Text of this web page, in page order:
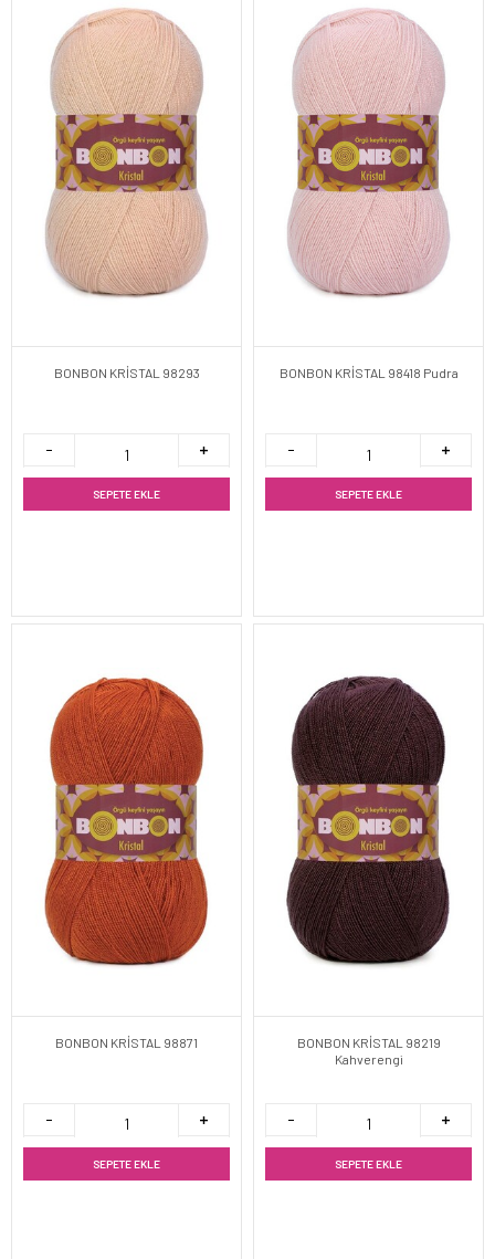
BONBON KRİSTAL 98293
SEPETE EKLE
BONBON KRİSTAL 98418 Pudra
SEPETE EKLE
BONBON KRİSTAL 98871
SEPETE EKLE
BONBON KRİSTAL 98219
Kahverengi
SEPETE EKLE